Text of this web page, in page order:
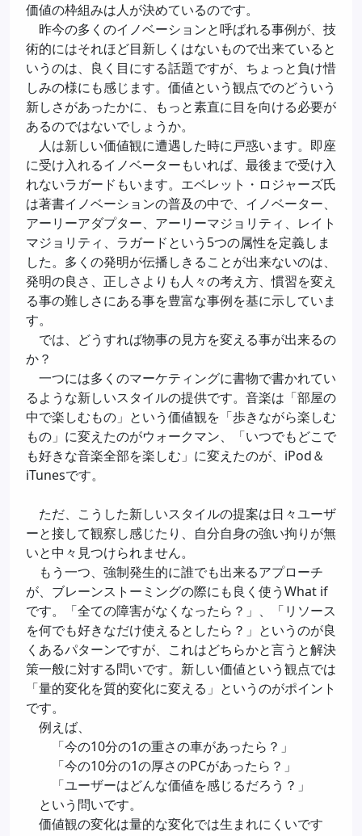
価値の枠組みは人が決めているのです。
昨今の多くのイノベーションと呼ばれる事例が、技
術的にはそれほど目新しくはないもので出来ていると
いうのは、良く目にする話題ですが、ちょっと負け惜
しみの様にも感じます。価値という観点でのどういう
新しさがあったかに、もっと素直に目を向ける必要が
あるのではないでしょうか。
人は新しい価値観に遭遇した時に戸惑います。即座
に受け入れるイノベーターもいれば、最後まで受け入
れないラガードもいます。エベレット・ロジャーズ氏
は著書イノベーションの普及の中で、イノベーター、
アーリーアダプター、アーリーマジョリティ、レイト
マジョリティ、ラガードという5つの属性を定義しま
した。多くの発明が伝播しきることが出来ないのは、
発明の良さ、正しさよりも人々の考え方、慣習を変え
る事の難しさにある事を豊富な事例を基に示していま
す。
では、どうすれば物事の見方を変える事が出来るの
か？
一つには多くのマーケティングに書物で書かれてい
るような新しいスタイルの提供です。音楽は「部屋の
中で楽しむもの」という価値観を「歩きながら楽しむ
もの」に変えたのがウォークマン、「いつでもどこで
も好きな音楽全部を楽しむ」に変えたのが、iPod＆
iTunesです。
ただ、こうした新しいスタイルの提案は日々ユーザ
ーと接して観察し感じたり、自分自身の強い拘りが無
いと中々見つけられません。
もう一つ、強制発生的に誰でも出来るアプローチ
が、ブレーンストーミングの際にも良く使うWhat if
です。「全ての障害がなくなったら？」、「リソース
を何でも好きなだけ使えるとしたら？」というのが良
くあるパターンですが、これはどちらかと言うと解決
策一般に対する問いです。新しい価値という観点では
「量的変化を質的変化に変える」というのがポイント
です。
例えば、
「今の10分の1の重さの車があったら？」
「今の10分の1の厚さのPCがあったら？」
「ユーザーはどんな価値を感じるだろう？」
という問いです。
価値観の変化は量的な変化では生まれにくいです